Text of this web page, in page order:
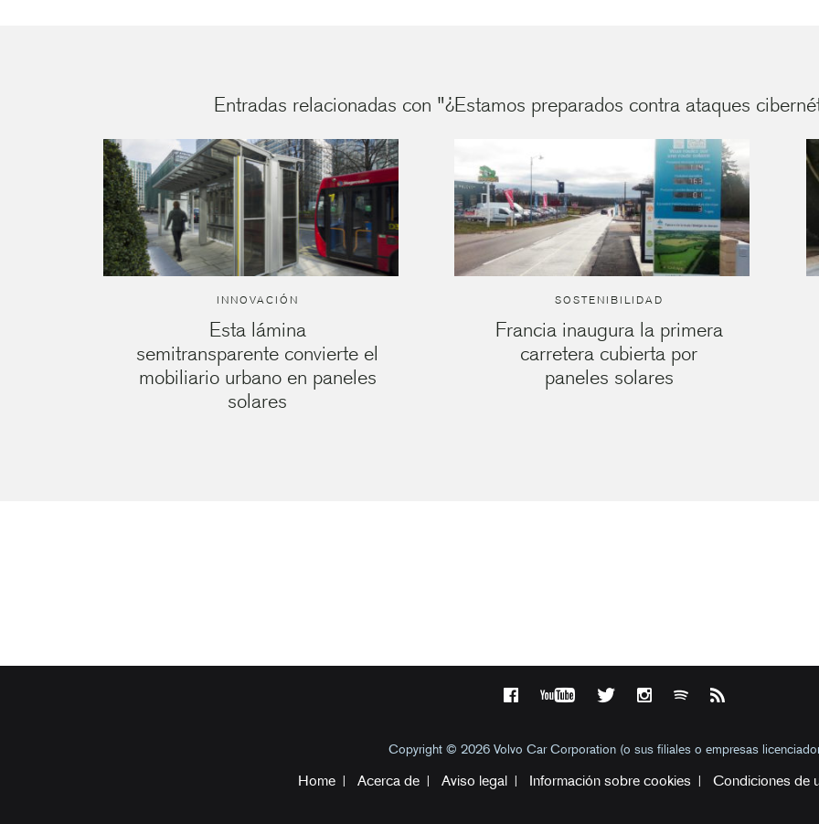
Entradas relacionadas con "¿Estamos preparados contra ataques
INNOVACIÓN
Esta lámina
semitransparente convierte el
mobiliario urbano en paneles
solares
SOSTENIBILIDAD
Francia inaugura la primera
carretera cubierta por
paneles solares
Copyright © 2026 Volvo Car Corporation (o sus filiales o empresas
Home Acerca de Aviso legal Información sobre cookies Condiciones de